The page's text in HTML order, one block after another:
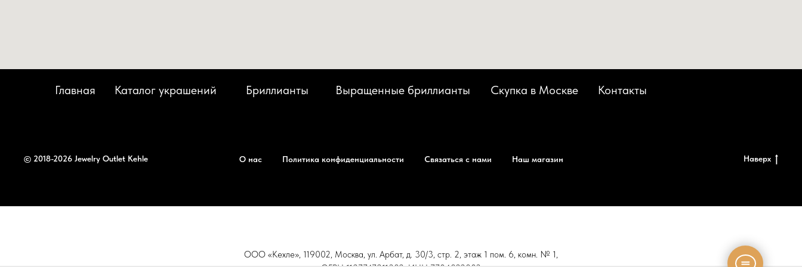
Главная Каталог украшений Контакты
Скупка в Москве
Выращенные бриллианты
Бриллианты
© 2018-2026 Jewelry Outlet Kehle О нас Политика конфиденциальности Связаться с нами Наш магазин Наверх
ООО «Кехле», 119002, Москва, ул. Арбат, д. 30/3, стр. 2, этаж 1 пом. 6, комн. № 1,